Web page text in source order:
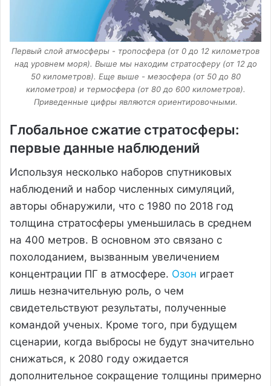
Первый слой атмосферы - тропосфера (от 0 до 12 километров
над уровнем моря). Выше мы находим стратосферу (от 12 до
50 километров). Еще выше - мезосфера (от 50 до 80
километров) и термосфера (от 80 до 600 километров).
Приведенные цифры являются ориентировочными.
Глобальное сжатие стратосферы:
первые данные наблюдений
Используя несколько наборов спутниковых
наблюдений и набор численных симуляций,
авторы обнаружили, что с 1980 по 2018 год
толщина стратосферы уменьшилась в среднем
на 400 метров. В основном это связано с
похолоданием, вызванным увеличением
концентрации ПГ в атмосфере. Озон играет
лишь незначительную роль, о чем
свидетельствуют результаты, полученные
командой ученых. Кроме того, при будущем
сценарии, когда выбросы не будут значительно
снижаться, к 2080 году ожидается
дополнительное сокращение толщины примерно